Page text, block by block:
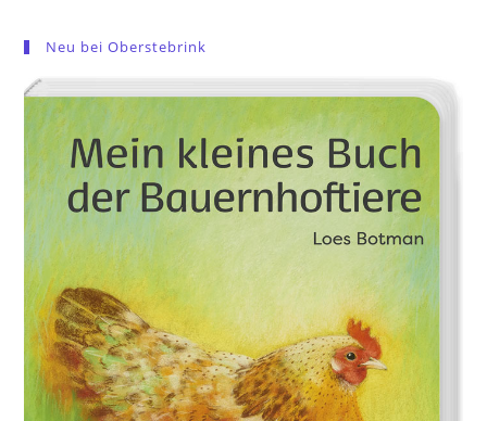
Neu bei Oberstebrink